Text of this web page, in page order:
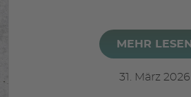
MEHR LESEN
31. März 2026